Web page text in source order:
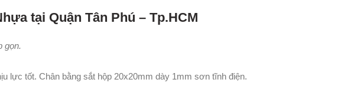
tại Quận Tân Phú – Tp.HCM
gọn.
lực tốt. Chân bằng sắt hộp 20x20mm dày 1mm sơn tĩnh điện.